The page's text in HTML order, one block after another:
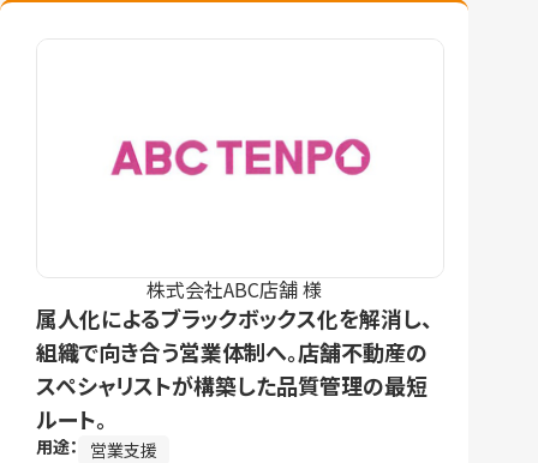
株式会社ABC店舗 様
属人化によるブラックボックス化を解消し、
組織で向き合う営業体制へ。店舗不動産の
スペシャリストが構築した品質管理の最短
ルート。
用途：
営業支援